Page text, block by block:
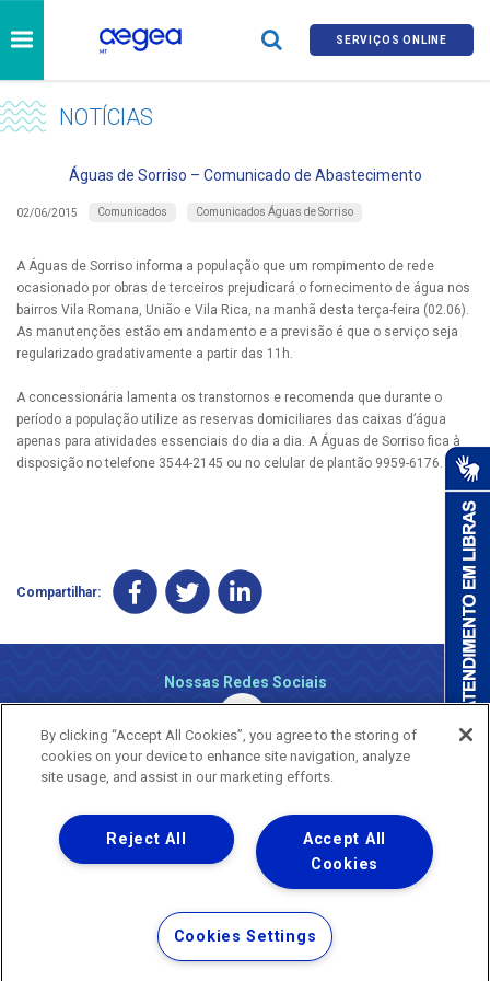
SERVIÇOS ONLINE
NOTÍCIAS
Águas de Sorriso – Comunicado de Abastecimento
02/06/2015 Comunicados Comunicados Águas de Sorriso
A Águas de Sorriso informa a população que um rompimento de rede
ocasionado por obras de terceiros prejudicará o fornecimento de água nos
bairros Vila Romana, União e Vila Rica, na manhã desta terça-feira (02.06).
As manutenções estão em andamento e a previsão é que o serviço seja
regularizado gradativamente a partir das 11h.
A concessionária lamenta os transtornos e recomenda que durante o
período a população utilize as reservas domiciliares das caixas d’água
apenas para atividades essenciais do dia a dia. A Águas de Sorriso fica à
disposição no telefone 3544-2145 ou no celular de plantão 9959-6176.
Compartilhar:
Nossas Redes Sociais
Uma empresa
Copyright ® 2026 - Todos os Direitos Reservados.
Nossa natureza movimenta a vida
Termos Gerais de Uso de Sites e Aplicativos
Política de Privacidade e Proteção de Dados
By clicking “Accept All Cookies”, you agree to the storing of
cookies on your device to enhance site navigation, analyze
site usage, and assist in our marketing efforts.
Accept All
Cookies
Reject All
Cookies Settings